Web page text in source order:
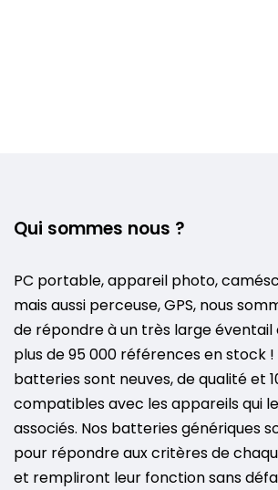
Qui sommes nous ?
PC portable, appareil photo,
mais aussi perceuse, GPS, nous
de répondre à un très large éventail
plus de 95 000 références en stock
batteries sont neuves, de qualité et
compatibles avec les appareils qui
associés. Nos batteries génériques
pour répondre aux critères de
et rempliront leur fonction sans